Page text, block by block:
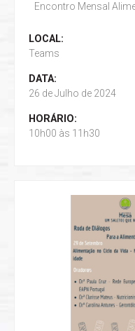
Encontro Mensal
LOCAL:
Teams
DATA:
26 de Julho de 2024
HORÁRIO:
10h00 às 11h30